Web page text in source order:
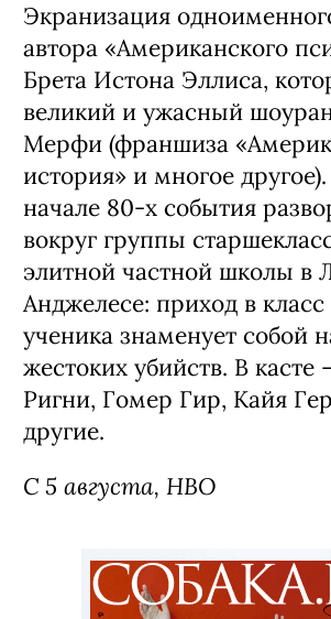
Экранизация
автора «Американского
Брета Истона Эллиса,
великий и ужасный
Мерфи (франшиза
история» и многое
начале 80-х события
вокруг группы
элитной частной школы в
Анджелесе: приход в класс
ученика знаменует собой
жестоких убийств. В касте
Ригни, Гомер Гир, Кайя
другие.
С 5 августа, HBO